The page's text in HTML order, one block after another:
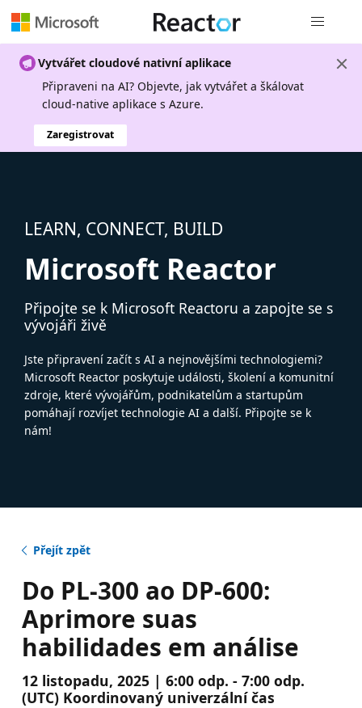
Vytvářet cloudové nativní aplikace
Připraveni na AI? Objevte, jak vytvářet a škálovat
cloud-native aplikace s Azure.
Zaregistrovat
LEARN, CONNECT, BUILD
Microsoft Reactor
Připojte se k Microsoft Reactoru a zapojte se s
vývojáři živě
Jste připravení začít s AI a nejnovějšími technologiemi?
Microsoft Reactor poskytuje události, školení a komunitní
zdroje, které vývojářům, podnikatelům a startupům
pomáhají rozvíjet technologie AI a další. Připojte se k
nám!
Přejít zpět
Do PL-300 ao DP-600:
Aprimore suas
habilidades em análise
12 listopadu, 2025 | 6:00 odp. - 7:00 odp.
(UTC) Koordinovaný univerzální čas